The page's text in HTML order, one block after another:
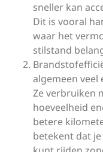
sneller kan
Dit is vooral
waar het
stilstand
algemeen
Ze verbruiken
hoeveelheid
betere
betekent dat